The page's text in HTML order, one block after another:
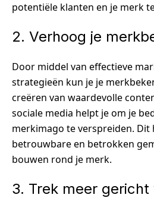
potentiële klanten en je merk
2. Verhoog je
Door middel van effectieve
strategieën kun je je
creëren van waardevolle
sociale media helpt je om je
merkimago te verspreiden. Dit
betrouwbare en betrokken
bouwen rond je merk.
3. Trek meer gericht